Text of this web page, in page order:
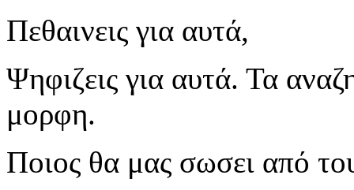
Πεθαινεις για αυτά,
Ψηφιζεις για αυτά. Τα
μορφη.
Ποιος θα μας σωσει από